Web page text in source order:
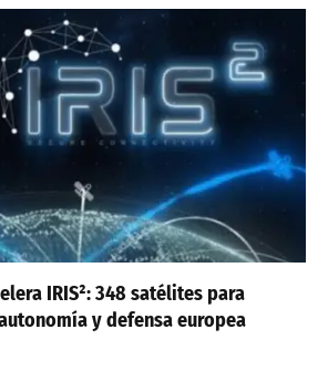
IRIS²: 348 satélites para
y defensa europea